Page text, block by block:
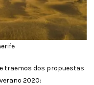
traemos dos propuestas
2020: